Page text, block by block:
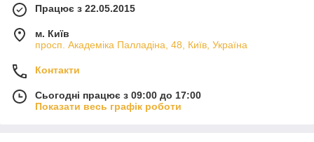
Працює з 22.05.2015
м. Київ
просп. Академіка Палладіна, 48, Київ, Україна
Контакти
Сьогодні працює з 09:00 до 17:00
Показати весь графік роботи